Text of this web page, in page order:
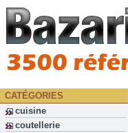
CATÉGORIES
cuisine
coutellerie